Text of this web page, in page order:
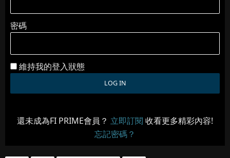
密碼
維持我的登入狀態
還未成為FI PRIME會員？ 立即訂閱 收看更多精彩內容!
忘記密碼？